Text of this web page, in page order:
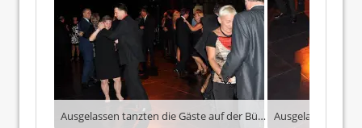
Ausgelassen tanzten die Gäste auf der Bühne der Vogtlandhalle Greiz.